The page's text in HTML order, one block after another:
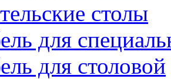
столы
для
для столовой